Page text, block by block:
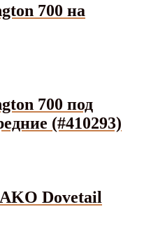
700 на
700 под
(#410293)
Dovetail